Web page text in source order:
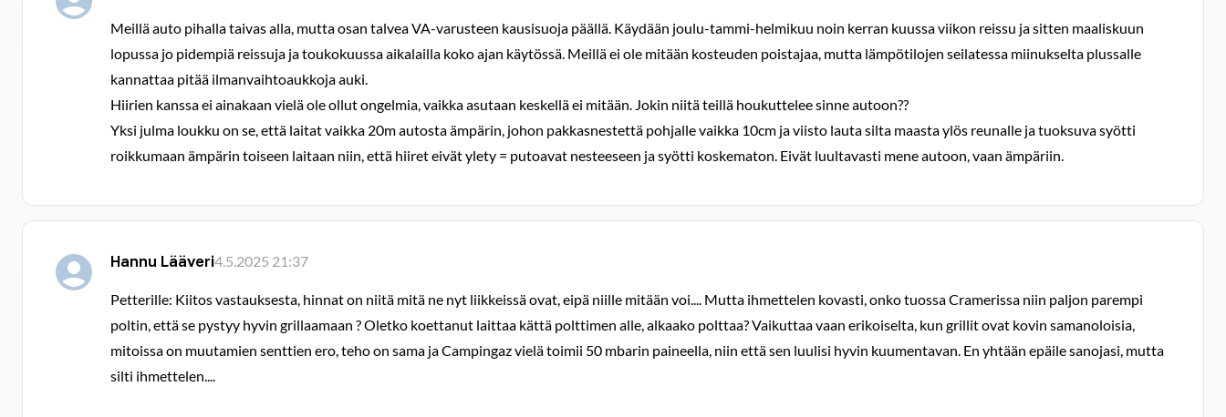
Meillä auto pihalla taivas alla, mutta osan talvea VA-varusteen kausisuoja päällä. Käydään joulu-tammi-helmikuu noin kerran kuussa viikon reissu ja sitten maaliskuun
lopussa jo pidempiä reissuja ja toukokuussa aikalailla koko ajan käytössä. Meillä ei ole mitään kosteuden poistajaa, mutta lämpötilojen seilatessa miinukselta plussalle
kannattaa pitää ilmanvaihtoaukkoja auki.
Hiirien kanssa ei ainakaan vielä ole ollut ongelmia, vaikka asutaan keskellä ei mitään. Jokin niitä teillä houkuttelee sinne autoon??
Yksi julma loukku on se, että laitat vaikka 20m autosta ämpärin, johon pakkasnestettä pohjalle vaikka 10cm ja viisto lauta silta maasta ylös reunalle ja tuoksuva syötti
roikkumaan ämpärin toiseen laitaan niin, että hiiret eivät ylety = putoavat nesteeseen ja syötti koskematon. Eivät luultavasti mene autoon, vaan ämpäriin.
Hannu Lääveri4.5.2025 21:37
Petterille: Kiitos vastauksesta, hinnat on niitä mitä ne nyt liikkeissä ovat, eipä niille mitään voi.... Mutta ihmettelen kovasti, onko tuossa Cramerissa niin paljon parempi
poltin, että se pystyy hyvin grillaamaan ? Oletko koettanut laittaa kättä polttimen alle, alkaako polttaa? Vaikuttaa vaan erikoiselta, kun grillit ovat kovin samanoloisia,
mitoissa on muutamien senttien ero, teho on sama ja Campingaz vielä toimii 50 mbarin paineella, niin että sen luulisi hyvin kuumentavan. En yhtään epäile sanojasi, mutta
silti ihmettelen....